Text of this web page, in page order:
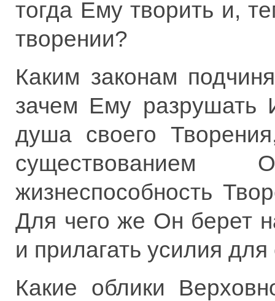
тогда Ему творить и,
творении?
Каким законам
зачем Ему разрушать
душа своего
жизнеспособность
Для чего же Он берет
и прилагать усилия
Какие облики